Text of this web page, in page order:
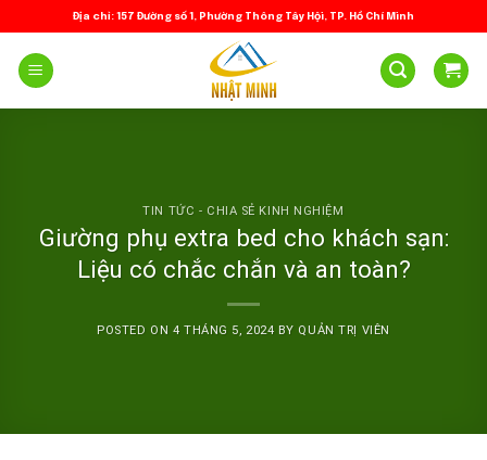
to
content
Địa chỉ: 157 Đường số 1, Phường Thông Tây Hội, TP. Hồ Chí Minh
TIN TỨC - CHIA SẺ KINH NGHIỆM
Giường phụ extra bed cho khách sạn:
Liệu có chắc chắn và an toàn?
POSTED ON 4 THÁNG 5, 2024 BY QUẢN TRỊ VIÊN